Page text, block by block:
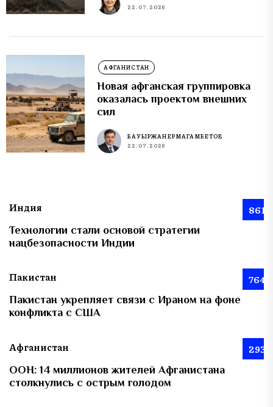
22.07.2026
АФГАНИСТАН
Новая афганская группировка
оказалась проектом внешних
сил
БАУЫРЖАН ЕРМАГАМБЕТОВ
22.07.2026
Индия 861
Технологии стали основой стратегии
нацбезопасности Индии
Пакистан 764
Пакистан укрепляет связи с Ираном на фоне
конфликта с США
Афганистан 293
ООН: 14 миллионов жителей Афганистана
столкнулись с острым голодом